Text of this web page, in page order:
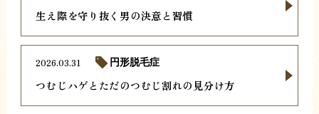
生え際を守り抜く男の決意と習慣
つむじハゲとただのつむじ割れの見分け方
2026.03.31 円形脱毛症